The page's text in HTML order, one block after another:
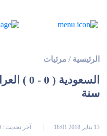
الرئيسية / مرئيات
سنة
13 يناير 2018 18:01 آخر تحديث : 10 أغسطس 2026 08:37